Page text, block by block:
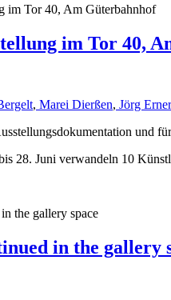
im Tor 40,
, Marei Dierßen, Jörg
und
28. Juni verwandeln 10
in the gallery